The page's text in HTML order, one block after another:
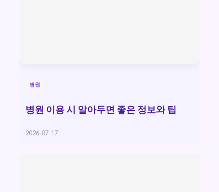
병원
병원 이용 시 알아두면 좋은 정보와 팁
2026-07-17